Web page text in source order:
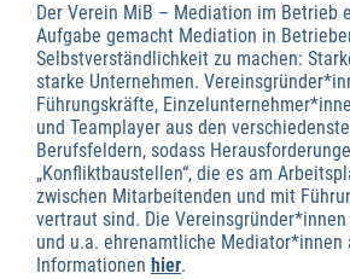
Der Verein MiB – Mediation im Betrieb
Aufgabe gemacht Mediation in
Selbstverständlichkeit zu machen:
starke Unternehmen.
Führungskräfte,
und Teamplayer aus den
Berufsfeldern, sodass
„Konfliktbaustellen“, die es am
zwischen Mitarbeitenden und mit
vertraut sind. Die
und u.a. ehrenamtliche Mediator*innen
Informationen hier.